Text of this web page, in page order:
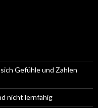
Gefühle und Zahlen
nicht lernfähig